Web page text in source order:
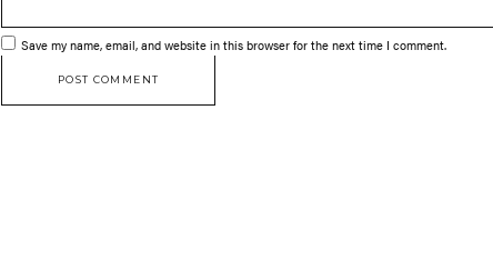
Save my name, email, and website in this browser for the next time I comment.